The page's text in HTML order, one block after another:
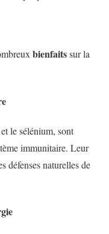
bienfaitssur la
le sélénium, sont
immunitaire. Leur
défenses naturelles de